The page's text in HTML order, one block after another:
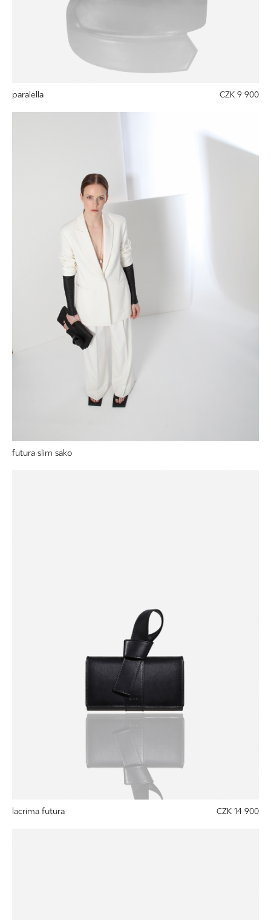
paralella CZK 9 900
futura slim sako
lacrima futura CZK 14 900